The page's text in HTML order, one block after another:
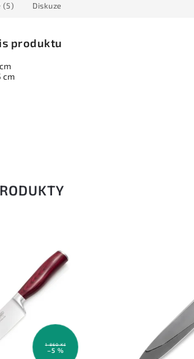
(5) Diskuze
produktu
cm
1 860 Kč
–5 %